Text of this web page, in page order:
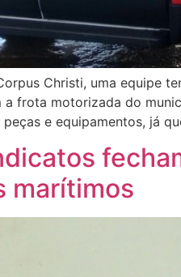
Christi, uma equipe
frota motorizada do
e equipamentos, já
marítimos